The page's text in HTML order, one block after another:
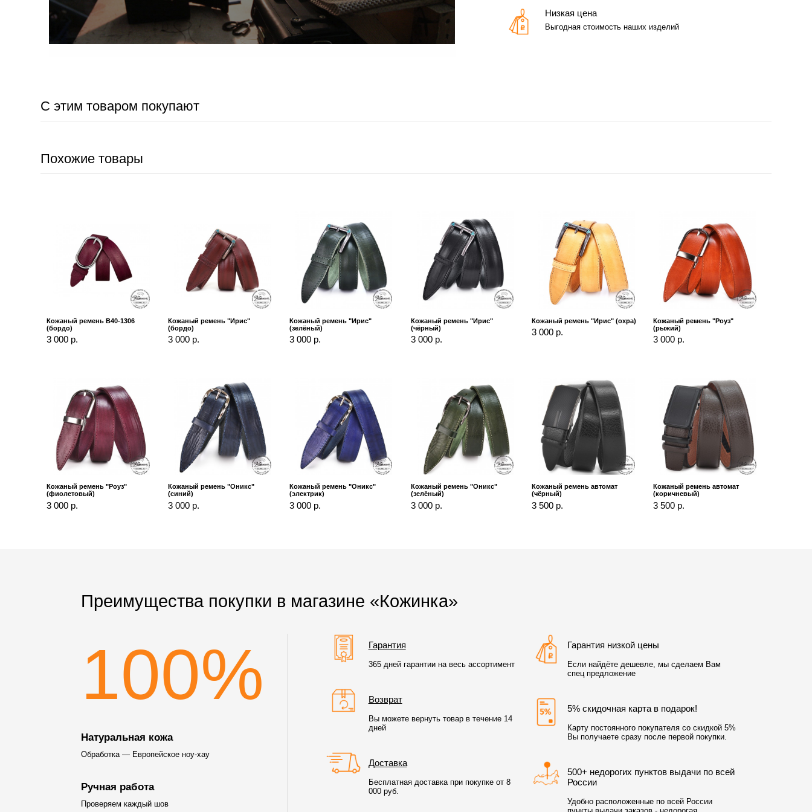
Низкая цена
Выгодная стоимость наших изделий
С этим товаром покупают
Похожие товары
Кожаный ремень B40-1306
(бордо)
3 000 р.
Кожаный ремень "Ирис"
(бордо)
3 000 р.
Кожаный ремень "Ирис"
(зелёный)
3 000 р.
Кожаный ремень "Ирис"
(чёрный)
3 000 р.
Кожаный ремень "Ирис" (охра)
3 000 р.
Кожаный ремень "Роуз"
(рыжий)
3 000 р.
Кожаный ремень "Роуз"
(фиолетовый)
3 000 р.
Кожаный ремень "Оникс"
(синий)
3 000 р.
Кожаный ремень "Оникс"
(электрик)
3 000 р.
Кожаный ремень "Оникс"
(зелёный)
3 000 р.
Кожаный ремень автомат
(чёрный)
3 500 р.
Кожаный ремень автомат
(коричневый)
3 500 р.
Преимущества покупки в магазине «Кожинка»
100%
Натуральная кожа
Обработка — Европейское ноу-хау
Ручная работа
Проверяем каждый шов
Гарантия
365 дней гарантии на весь ассортимент
Возврат
Вы можете вернуть товар в течение 14
дней
Доставка
Бесплатная доставка при покупке от 8
000 руб.
Гарантия низкой цены
Если найдёте дешевле, мы сделаем Вам
спец предложение
5% скидочная карта в подарок!
Карту постоянного покупателя со скидкой 5%
Вы получаете сразу после первой покупки.
500+ недорогих пунктов выдачи по всей
России
Удобно расположенные по всей России